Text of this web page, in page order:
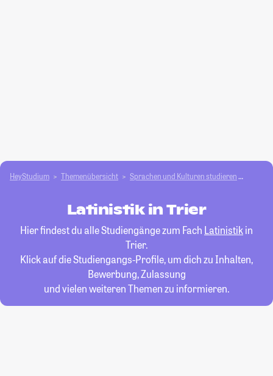
HeyStudium Themenübersicht Sprachen und Kulturen studieren
Latinistik in Trier
Hier findest du alle Studiengänge zum Fach Latinistikin
Trier.
Klick auf die Studiengangs-Profile, um dich zu Inhalten,
Bewerbung, Zulassung
und vielen weiteren Themen zu informieren.